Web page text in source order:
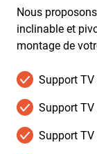
Nous
inclinable et
montage de
Support
Support TV
Support